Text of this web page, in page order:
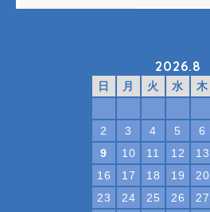
2026.8
日 月 火 水 木
2
3 4 5 6
9
10 11 12 13
16
17 18 19 20
23
24 25 26 27